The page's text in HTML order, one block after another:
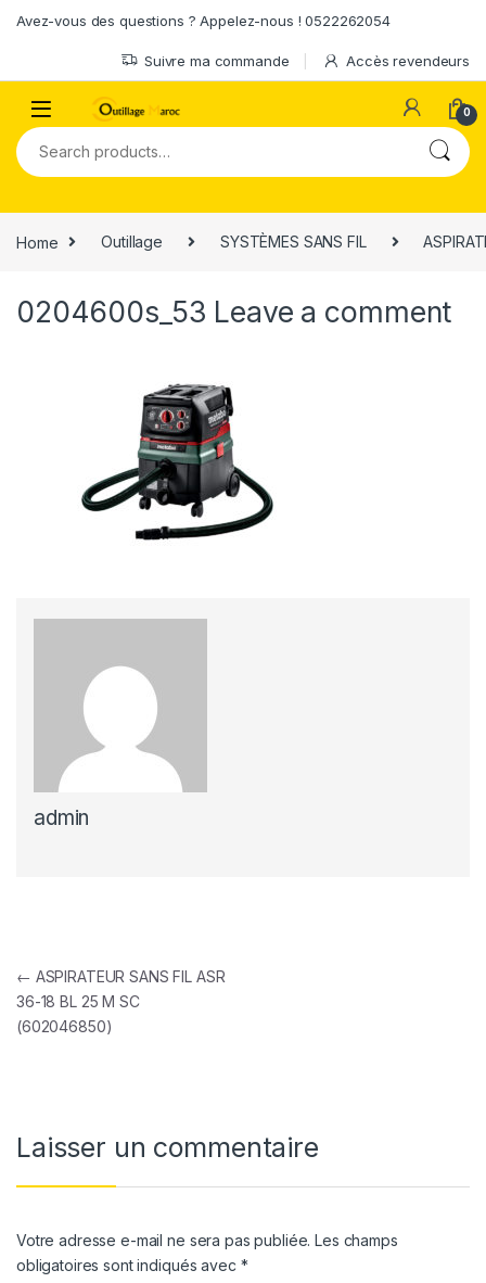
Avez-vous des questions ? Appelez-nous ! 0522262054
Suivre ma commande Accès revendeurs
0
Search for:
Home Outillage SYSTÈMES SANS FIL
0204600s_53 Leave a comment
admin
Navigation de l’article
← ASPIRATEUR SANS FIL ASR
36-18 BL 25 M SC
(602046850)
Laisser un commentaire
Votre adresse e-mail ne sera pas publiée. Les champs
obligatoires sont indiqués avec *